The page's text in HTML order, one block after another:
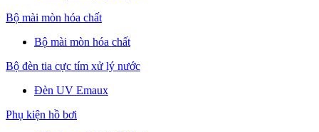
Bộ mài mòn hóa chất
Bộ mài mòn hóa chất
Bộ đèn tia cực tím xử lý nước
Đèn UV Emaux
Phụ kiện hồ bơi